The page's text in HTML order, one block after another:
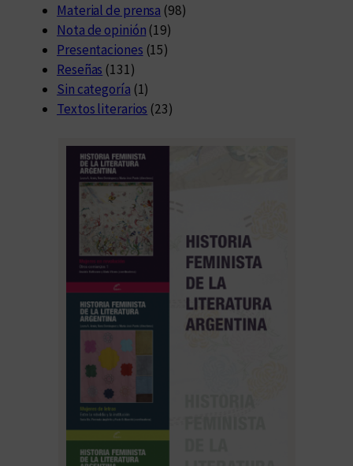
Material de prensa (98)
Nota de opinión (19)
Presentaciones (15)
Reseñas (131)
Sin categoría (1)
Textos literarios (23)